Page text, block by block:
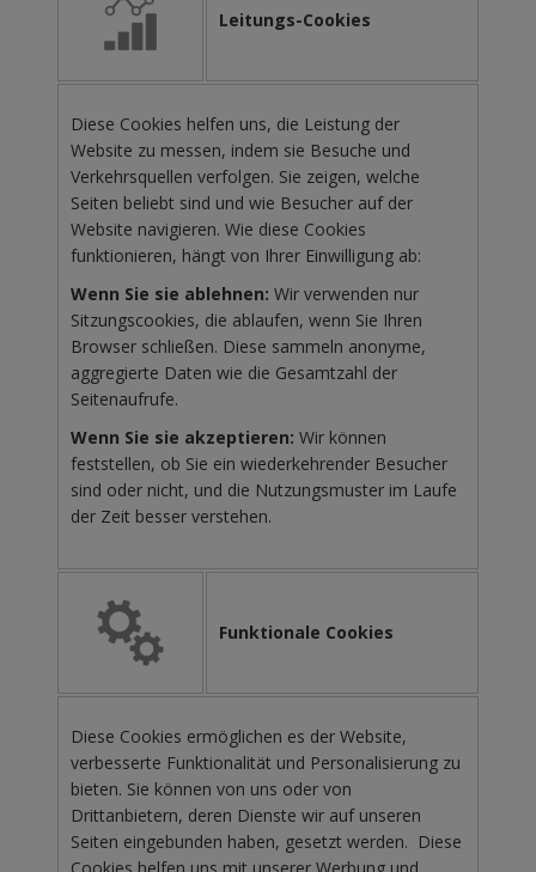
Leitungs-Cookies
Diese Cookies helfen uns, die Leistung der
Website zu messen, indem sie Besuche und
Verkehrsquellen verfolgen. Sie zeigen, welche
Seiten beliebt sind und wie Besucher auf der
Website navigieren. Wie diese Cookies
funktionieren, hängt von Ihrer Einwilligung ab:
Wenn Sie sie ablehnen: Wir verwenden nur
Sitzungscookies, die ablaufen, wenn Sie Ihren
Browser schließen. Diese sammeln anonyme,
aggregierte Daten wie die Gesamtzahl der
Seitenaufrufe.
Wenn Sie sie akzeptieren: Wir können
feststellen, ob Sie ein wiederkehrender Besucher
sind oder nicht, und die Nutzungsmuster im Laufe
der Zeit besser verstehen.
Funktionale Cookies
Diese Cookies ermöglichen es der Website,
verbesserte Funktionalität und Personalisierung zu
bieten. Sie können von uns oder von
Drittanbietern, deren Dienste wir auf unseren
Seiten eingebunden haben, gesetzt werden. Diese